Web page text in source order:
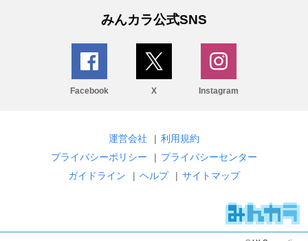
みんカラ公式SNS
Facebook X Instagram
運営会社 | 利用規約
プライバシーポリシー
| プライバシーセンター
ガイドライン
| ヘルプ | サイトマップ